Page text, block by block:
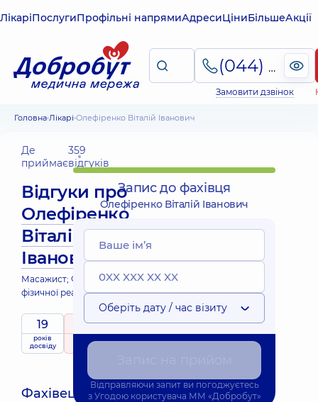
ЛікаріПослугиПрофільні напрямиАдресиЦіниБільшеАкції
(044) 495-2-888
Замовити дзвінок
Головна Лікарі Олефіренко Віталій Іванович
Де
приймає
359
відгуків
Відгуки про
Олефіренко
Віталій
Іванович
Масажист; Фахівець з
фізичної реабілітації
19
років
досвіду
5 / 5
359 відгуків
Фахівець
Запис до фахівця
Олефіренко Віталій Іванович
Оберіть дату / час візиту
Відправляючи запит ви погоджуєтесь
з Угодою користувача ММ «Добробут»